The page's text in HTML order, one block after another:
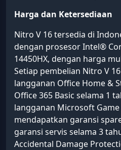
Harga dan Ketersediaan
Nitro V 16 tersedia di
dengan prosesor Intel®
14450HX, dengan harga
Setiap pembelian Nitro V
langganan Office Home &
Office 365 Basic selama 1
langganan Microsoft
mendapatkan garansi
garansi servis selama 3
Accidental Damage